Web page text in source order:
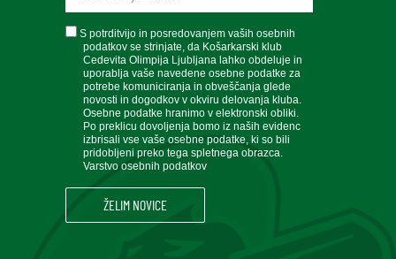
soglasje
S potrditvijo in posredovanjem vaših osebnih
podatkov se strinjate, da Košarkarski klub
Cedevita Olimpija Ljubljana lahko obdeluje in
uporablja vaše navedene osebne podatke za
potrebe komuniciranja in obveščanja glede
novosti in dogodkov v okviru delovanja kluba.
Osebne podatke hranimo v elektronski obliki.
Po preklicu dovoljenja bomo iz naših evidenc
izbrisali vse vaše osebne podatke, ki so bili
pridobljeni preko tega spletnega obrazca.
Varstvo osebnih podatkov